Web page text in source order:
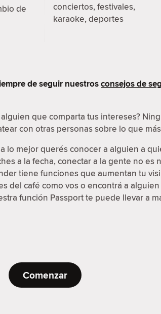
de
conciertos, festivales,
karaoke, deportes
de seguir nuestrosconsejos de
que comparta tus intereses?
con otras personas sobre lo que
lo mejor querés conocer a alguien a
a la fecha, conectar a la gente no es
tiene funciones que aumentan tu
del café como vos o encontrá a
función Passport te puede llevar a
Comenzar